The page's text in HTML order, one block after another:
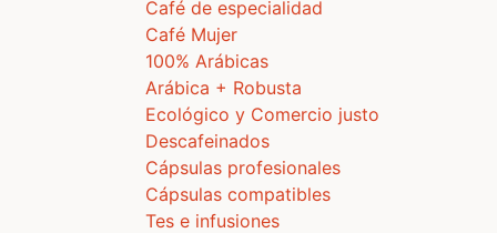
Café de especialidad
Café Mujer
100% Arábicas
Arábica + Robusta
Ecológico y Comercio justo
Descafeinados
Cápsulas profesionales
Cápsulas compatibles
Tes e infusiones